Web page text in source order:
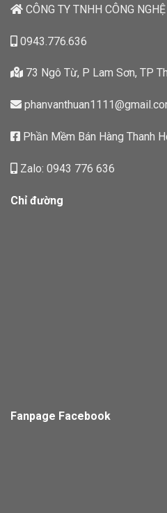
CÔNG TY TNHH CÔNG
0943.776.636
73 Ngô Từ, P Lam Sơn, TP
Phần Mềm Bán Hàng Thanh
Zalo: 0943 776 636
Chỉ đường
Fanpage Facebook